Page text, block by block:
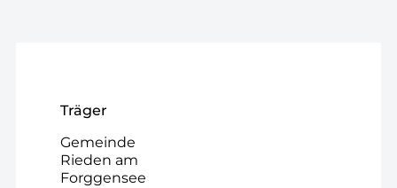
Träger
Gemeinde
Rieden am
Forggensee